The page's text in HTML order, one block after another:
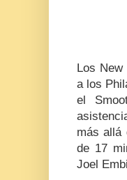
Los
a los
el
más allá
de 17
Joel